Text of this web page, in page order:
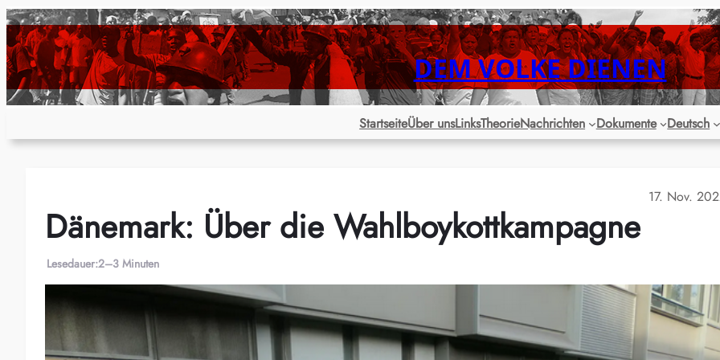
Zum
Inhalt
springen
DEM VOLKE DIENEN
StartseiteÜber unsLinksTheorieNachrichten Dokumente Deutsch
17. Nov.
Dänemark: Über die Wahlboykottkampagne
Lesedauer:2–3 Minuten